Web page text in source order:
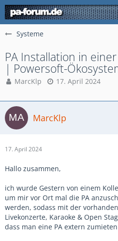
Systeme
PA Installation in
| Powersoft-
MarcKlp 17. April 2024
MarcKlp
17. April 2024
Hallo zusammen,
ich wurde Gestern von einem
um mir vor Ort mal die PA
werden, sodass mit der
Livekonzerte, Karaoke & Open
dass man eine PA extern